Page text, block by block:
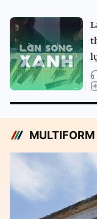
MULTIFORM